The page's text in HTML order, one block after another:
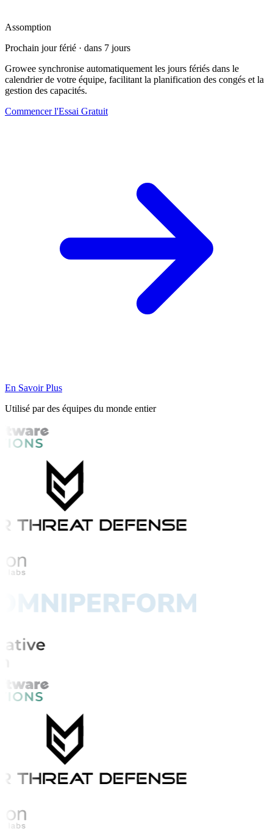
Assomption
Prochain jour férié · dans 7 jours
Growee synchronise automatiquement les jours fériés dans le
calendrier de votre équipe, facilitant la planification des congés et la
gestion des capacités.
Commencer l'Essai Gratuit
En Savoir Plus
Utilisé par des équipes du monde entier